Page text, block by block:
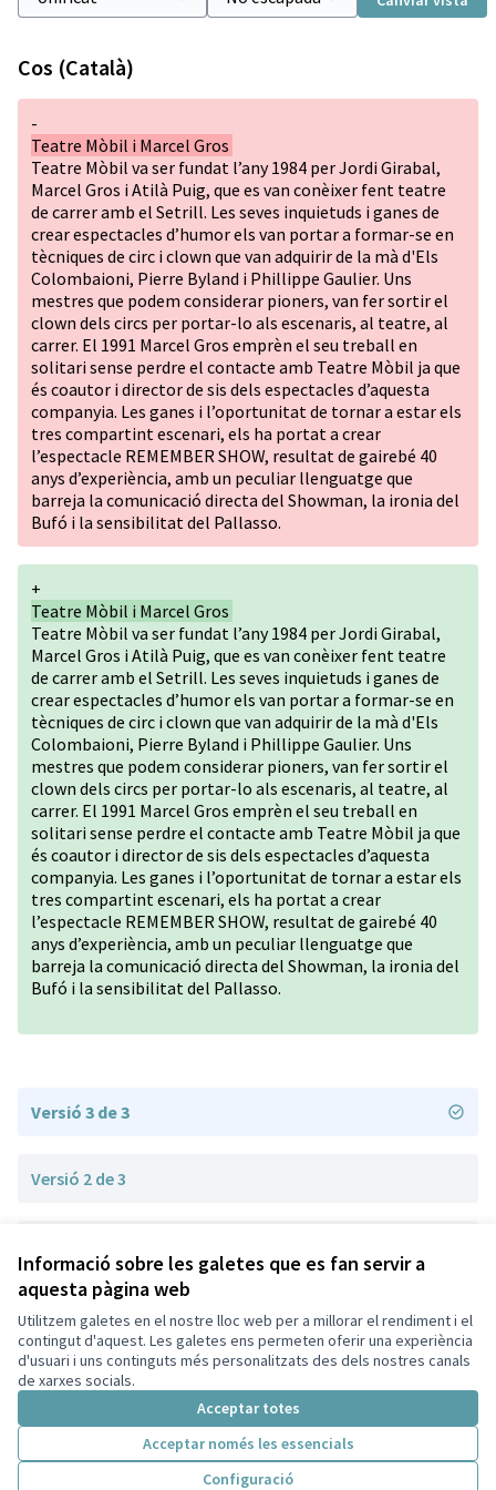
Informació sobre les galetes que es fan servir a
aquesta pàgina web
Utilitzem galetes en el nostre lloc web per a millorar el rendiment i el
contingut d'aquest. Les galetes ens permeten oferir una experiència
d'usuari i uns continguts més personalitzats des dels nostres canals
de xarxes socials.
Acceptar totes
Acceptar només les essencials
Configuració
Cos (Català)
-
Teatre Mòbil i Marcel Gros
Teatre Mòbil va ser fundat l’any 1984 per Jordi Girabal,
Marcel Gros i Atilà Puig, que es van conèixer fent teatre
de carrer amb el Setrill. Les seves inquietuds i ganes de
crear espectacles d’humor els van portar a formar-se en
tècniques de circ i clown que van adquirir de la mà d'Els
Colombaioni, Pierre Byland i Phillippe Gaulier. Uns
mestres que podem considerar pioners, van fer sortir el
clown dels circs per portar-lo als escenaris, al teatre, al
carrer. El 1991 Marcel Gros emprèn el seu treball en
solitari sense perdre el contacte amb Teatre Mòbil ja que
és coautor i director de sis dels espectacles d’aquesta
companyia. Les ganes i l’oportunitat de tornar a estar els
tres compartint escenari, els ha portat a crear
l’espectacle REMEMBER SHOW, resultat de gairebé 40
anys d’experiència, amb un peculiar llenguatge que
barreja la comunicació directa del Showman, la ironia del
Bufó i la sensibilitat del Pallasso.
+
Teatre Mòbil i Marcel Gros
Teatre Mòbil va ser fundat l’any 1984 per Jordi Girabal,
Marcel Gros i Atilà Puig, que es van conèixer fent teatre
de carrer amb el Setrill. Les seves inquietuds i ganes de
crear espectacles d’humor els van portar a formar-se en
tècniques de circ i clown que van adquirir de la mà d'Els
Colombaioni, Pierre Byland i Phillippe Gaulier. Uns
mestres que podem considerar pioners, van fer sortir el
clown dels circs per portar-lo als escenaris, al teatre, al
carrer. El 1991 Marcel Gros emprèn el seu treball en
solitari sense perdre el contacte amb Teatre Mòbil ja que
és coautor i director de sis dels espectacles d’aquesta
companyia. Les ganes i l’oportunitat de tornar a estar els
tres compartint escenari, els ha portat a crear
l’espectacle REMEMBER SHOW, resultat de gairebé 40
anys d’experiència, amb un peculiar llenguatge que
barreja la comunicació directa del Showman, la ironia del
Bufó i la sensibilitat del Pallasso.
Versió 3 de 3
Versió 2 de 3
Termes i condicions d'ús
Configuració de les galetes
Decidim Sant Cugat a X
(Enllaç extern)
Decidim Sant Cugat a Facebook
Decidim Sant Cugat a Instagram
Decidim Sant Cugat a GitHub
(Enllaç extern)
Amb
(Enllaç